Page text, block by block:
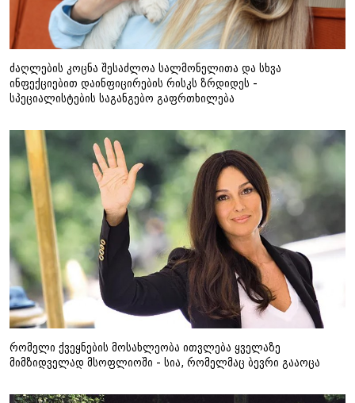
ძაღლების კოცნა შესაძლოა სალმონელითა და სხვა
ინფექციებით დაინფიცირების რისკს ზრდიდეს -
სპეციალისტების საგანგებო გაფრთხილება
რომელი ქვეყნების მოსახლეობა ითვლება ყველაზე
მიმზიდველად მსოფლიოში - სია, რომელმაც ბევრი გააოცა